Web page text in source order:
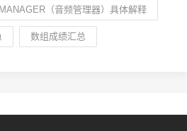
（音频管理器）具体解释
数组成绩汇总